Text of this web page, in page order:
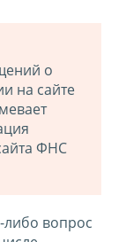
о
на сайте
ФНС
либо вопрос